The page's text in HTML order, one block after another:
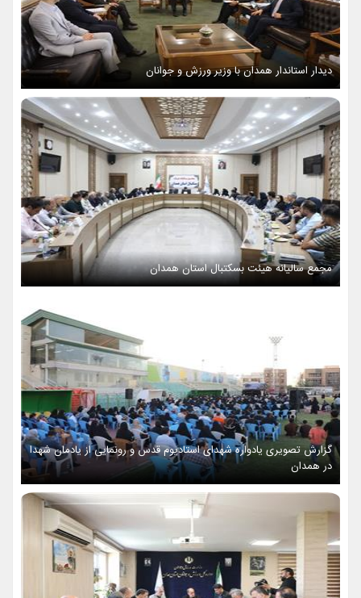
دیدار استاندار همدان با وزیر ورزش و جوانان
مجمع سالیانه هیئت بسکتبال استان همدان
گزارش تصویری یادواره شهدای استادیوم قدس و رونمایی از یادمان شهدا
در همدان